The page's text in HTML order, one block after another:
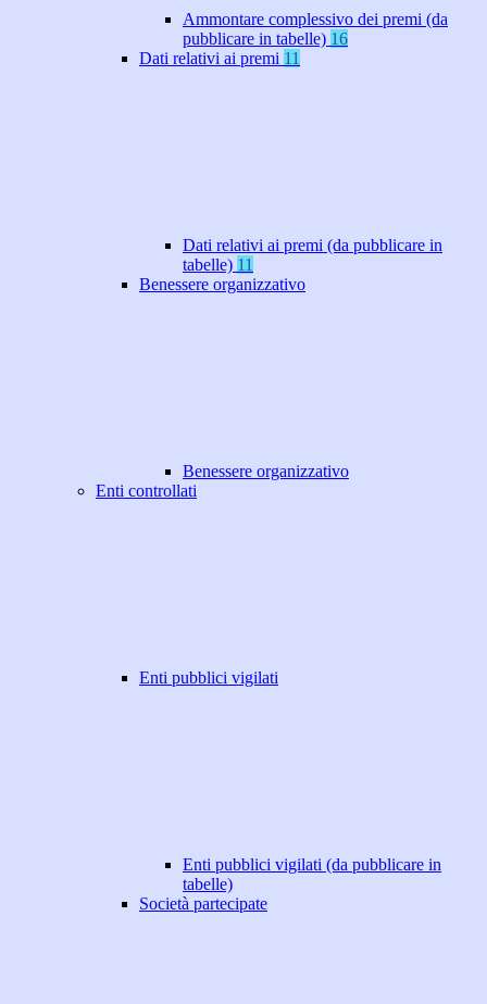
Ammontare complessivo dei premi (da
pubblicare in tabelle) 16
Dati relativi ai premi 11
Dati relativi ai premi (da pubblicare in
tabelle) 11
Benessere organizzativo
Benessere organizzativo
Enti controllati
Enti pubblici vigilati
Enti pubblici vigilati (da pubblicare in
tabelle)
Società partecipate